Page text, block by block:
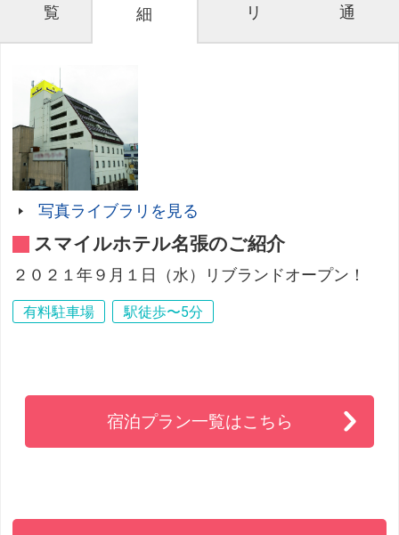
覧
細
リ
通
写真ライブラリを見る
スマイルホテル名張のご紹介
２０２１年９月１日（水）リブランドオープン！
有料駐車場 駅徒歩〜5分
宿泊プラン一覧はこちら